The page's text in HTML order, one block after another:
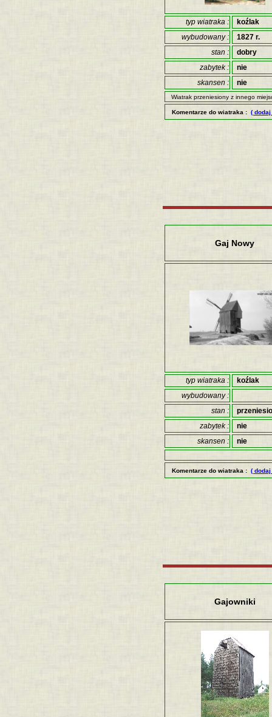
typ wiatraka :
koźlak
wybudowany :
1827 r.
stan :
dobry
zabytek :
nie
skansen :
nie
Wiatrak przeniesiony z innego
Komentarze do wiatraka : (
Gaj Nowy
typ wiatraka :
koźlak
wybudowany :
stan :
zabytek :
nie
skansen :
nie
Komentarze do wiatraka : (
Gajowniki